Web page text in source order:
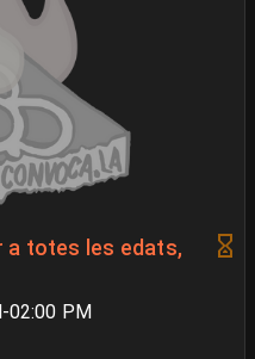
a totes les edats,
02:00 PM